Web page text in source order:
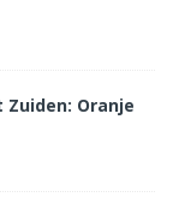
Oranje